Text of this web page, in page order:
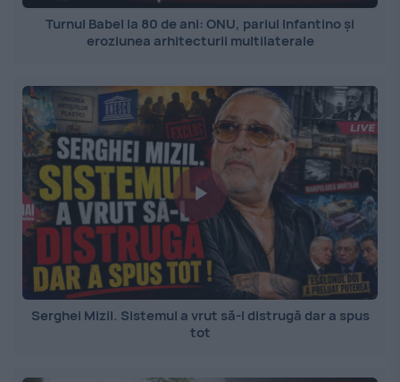
Turnul Babel la 80 de ani: ONU, pariul Infantino și
eroziunea arhitecturii multilaterale
Serghei Mizil. Sistemul a vrut să-l distrugă dar a spus
tot